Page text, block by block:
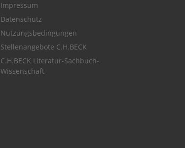
Impressum
Datenschutz
Nutzungsbedingungen
Stellenangebote C.H.BECK
C.H.BECK Literatur-Sachbuch-
Wissenschaft